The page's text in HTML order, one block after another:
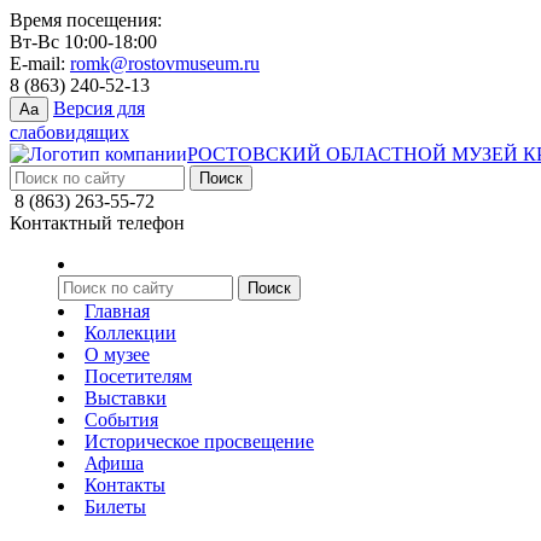
Время посещения:
Вт-Вс 10:00-18:00
E-mail: romk@rostovmuseum.ru
8 (863) 240-52-13
Aa
Версия для
слабовидящих
РОСТОВСКИЙ ОБЛАСТНОЙ МУЗЕЙ
8 (863) 263-55-72
Контактный телефон
Главная
Коллекции
О музее
Посетителям
Выставки
События
Историческое просвещение
Афиша
Контакты
Билеты